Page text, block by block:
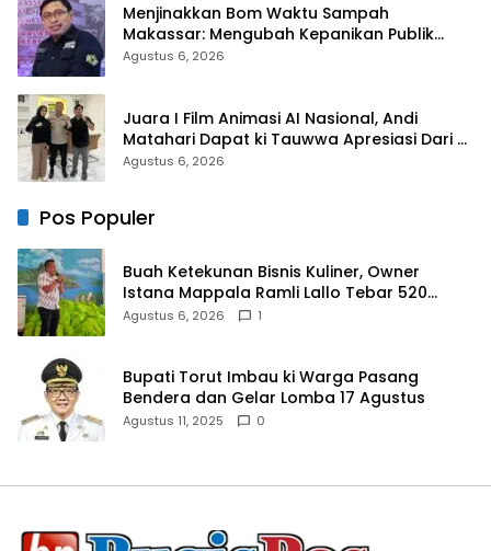
Menjinakkan Bom Waktu Sampah
Makassar: Mengubah Kepanikan Publik
Menjadi Revolusi Berbasis RT
Agustus 6, 2026
Juara I Film Animasi AI Nasional, Andi
Matahari Dapat ki Tauwwa Apresiasi Dari
Kapolres Bulukumba
Agustus 6, 2026
Pos Populer
Buah Ketekunan Bisnis Kuliner, Owner
Istana Mappala Ramli Lallo Tebar 520
Paket Sembako di Gowa
Agustus 6, 2026 1
Bupati Torut Imbau ki Warga Pasang
Bendera dan Gelar Lomba 17 Agustus
Agustus 11, 2025 0